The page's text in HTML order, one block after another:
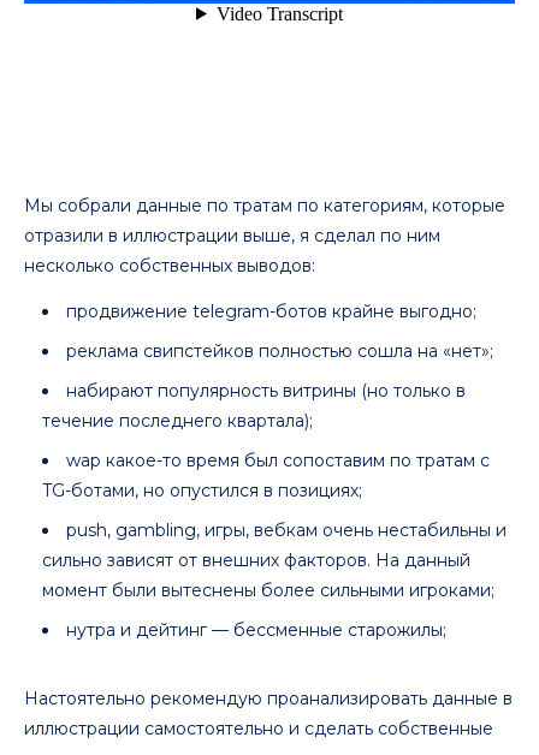
Мы собрали данные по тратам по категориям, которые
отразили в иллюстрации выше, я сделал по ним
несколько собственных выводов:
продвижение telegram-ботов крайне выгодно;
реклама свипстейков полностью сошла на «нет»;
набирают популярность витрины (но только в
течение последнего квартала);
wap какое-то время был сопоставим по тратам с
TG-ботами, но опустился в позициях;
push, gambling, игры, вебкам очень нестабильны и
сильно зависят от внешних факторов. На данный
момент были вытеснены более сильными игроками;
нутра и дейтинг — бессменные старожилы;
Настоятельно рекомендую проанализировать данные в
иллюстрации самостоятельно и сделать собственные